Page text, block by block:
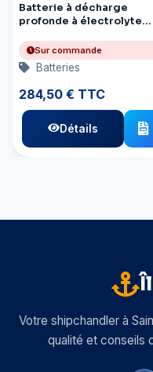
Batterie à décharge
profonde à électrolyte
225 Ah/20 h
Sur commande
Batteries
284,50 € TTC
Détails
Votre shipchandler à
qualité et conseils